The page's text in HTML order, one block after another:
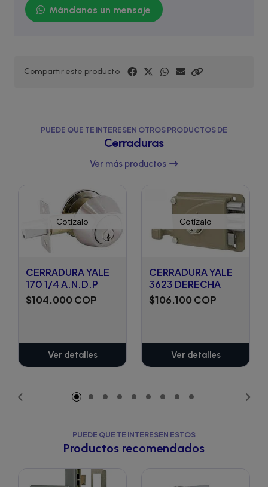
Mándanos un mensaje
Compartir este producto
PUEDE QUE TE INTERESEN OTROS PRODUCTOS DE
Cerraduras
Ver más productos
Cotízalo
CERRADURA YALE
170 1/4 A.N.D.P
$104.000 COP
Ver detalles
Cotízalo
CERRADURA YALE
3623 DERECHA
$106.100 COP
Ver detalles
PUEDE QUE TE INTERESEN ESTOS
Productos recomendados